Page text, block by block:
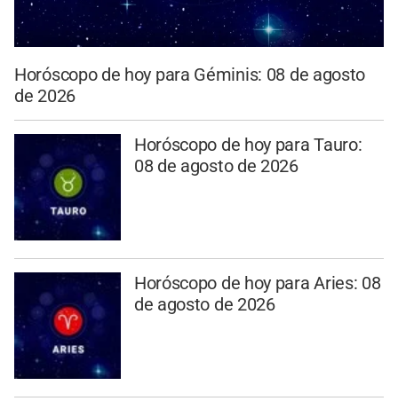
Horóscopo de hoy para Géminis: 08 de agosto
de 2026
Horóscopo de hoy para Tauro:
08 de agosto de 2026
Horóscopo de hoy para Aries: 08
de agosto de 2026